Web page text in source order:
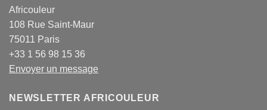
Africouleur
108 Rue Saint-Maur
75011 Paris
+33 1 56 98 15 36
Envoyer un message
NEWSLETTER AFRICOULEUR